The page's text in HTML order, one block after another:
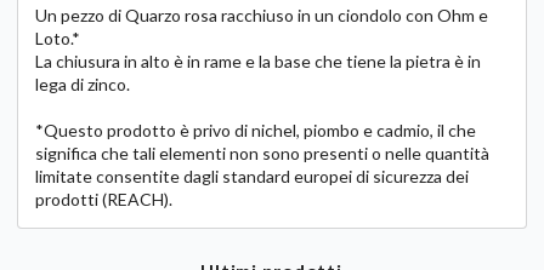
Un pezzo di Quarzo rosa racchiuso in un ciondolo con Ohm e
Loto.*
La chiusura in alto è in rame e la base che tiene la pietra è in
lega di zinco.
*Questo prodotto è privo di nichel, piombo e cadmio, il che
significa che tali elementi non sono presenti o nelle quantità
limitate consentite dagli standard europei di sicurezza dei
prodotti (REACH).